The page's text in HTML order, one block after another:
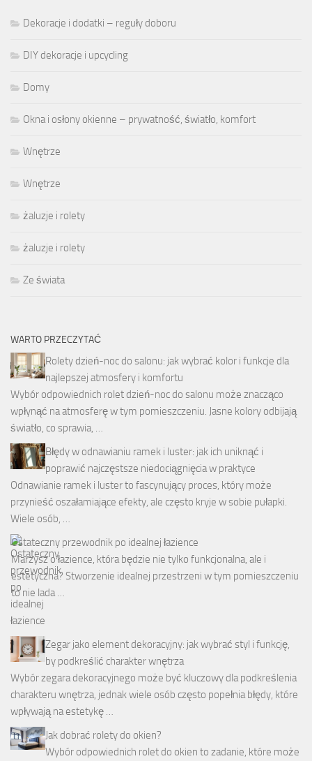
Dekoracje i dodatki – reguły doboru
DIY dekoracje i upcycling
Domy
Okna i osłony okienne – prywatność, światło, komfort
Wnętrze
Wnętrze
żaluzje i rolety
żaluzje i rolety
Ze świata
WARTO PRZECZYTAĆ
Rolety dzień-noc do salonu: jak wybrać kolor i funkcje dla
najlepszej atmosfery i komfortu
Wybór odpowiednich rolet dzień-noc do salonu może znacząco
wpłynąć na atmosferę w tym pomieszczeniu. Jasne kolory odbijają
światło, co sprawia, …
Błędy w odnawianiu ramek i luster: jak ich uniknąć i
poprawić najczęstsze niedociągnięcia w praktyce
Odnawianie ramek i luster to fascynujący proces, który może
przynieść oszałamiające efekty, ale często kryje w sobie pułapki.
Wiele osób, …
Ostateczny przewodnik po idealnej łazience
Marzysz o łazience, która będzie nie tylko funkcjonalna, ale i
estetyczna? Stworzenie idealnej przestrzeni w tym pomieszczeniu
to nie lada …
Zegar jako element dekoracyjny: jak wybrać styl i funkcję,
by podkreślić charakter wnętrza
Wybór zegara dekoracyjnego może być kluczowy dla podkreślenia
charakteru wnętrza, jednak wiele osób często popełnia błędy, które
wpływają na estetykę …
Jak dobrać rolety do okien?
Wybór odpowiednich rolet do okien to zadanie, które może